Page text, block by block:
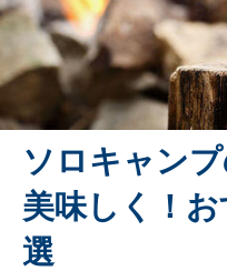
ソロキャン
美味しく！
選